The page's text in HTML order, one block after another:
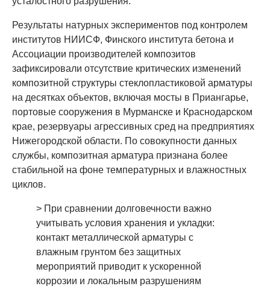
Результаты натурных экспериментов под контролем
институтов НИИСФ, Финского института бетона и
Ассоциации производителей композитов
зафиксировали отсутствие критических изменений
композитной структуры стеклопластиковой арматуры
на десятках объектов, включая мосты в Приангарье,
портовые сооружения в Мурманске и Краснодарском
крае, резервуары агрессивных сред на предприятиях
Нижегородской области. По совокупности данных
службы, композитная арматура признана более
стабильной на фоне температурных и влажностных
циклов.
> При сравнении долговечности важно
учитывать условия хранения и укладки:
контакт металлической арматуры с
влажным грунтом без защитных
мероприятий приводит к ускоренной
коррозии и локальным разрушениям